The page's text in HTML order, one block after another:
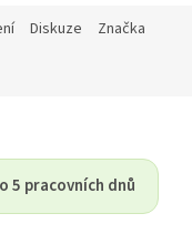
Diskuze Značka
5 pracovních dnů